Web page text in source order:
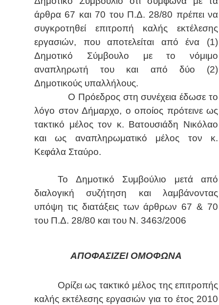
άρθρα 67 και 70 του Π.Δ. 28/80 πρέπει να
συγκροτηθεί επιτροπή καλής εκτέλεσης
εργασιών, που αποτελείται από ένα (1)
Δημοτικό Σύμβουλο με το νόμιμο
αναπληρωτή του και από δύο (2)
Δημοτικούς υπαλλήλους.
Ο Πρόεδρος στη συνέχεια έδωσε το
λόγο στον Δήμαρχο, ο οποίος πρότεινε ως
τακτικό μέλος τον κ. Βατουσιάδη Νικόλαο
και ως αναπληρωματικό μέλος τον κ.
Κεφάλα Σταύρο.
Το Δημοτικό Συμβούλιο μετά από
διαλογική συζήτηση και λαμβάνοντας
υπόψη τις διατάξεις των άρθρων 67 & 70
του Π.Δ. 28/80 και του Ν. 3463/2006
ΑΠΟΦΑΣΙΖΕΙ ΟΜΟΦΩΝΑ
Ορίζει ως τακτικό μέλος της επιτροπής
καλής εκτέλεσης εργασιών για το έτος 2010